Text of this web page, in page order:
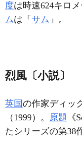
度は時速624キロメ
ムは「 サム 」。
烈風〔小説〕
英国の作家ディッ
（1999）。 原題 《
たシリーズの第38